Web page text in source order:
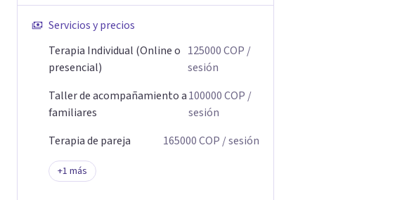
Servicios y precios
Terapia Individual (Online o
presencial)
125000COP /
sesión
Taller de acompañamiento a
familiares
100000COP /
sesión
Terapia de pareja
165000COP / sesión
+1 más